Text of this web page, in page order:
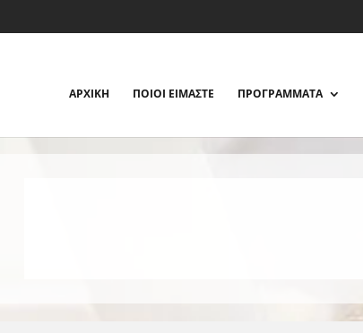
ΑΡΧΙΚΗ ΠΟΙΟΙ ΕΙΜΑΣΤΕ ΠΡΟΓΡΑΜΜΑΤΑ